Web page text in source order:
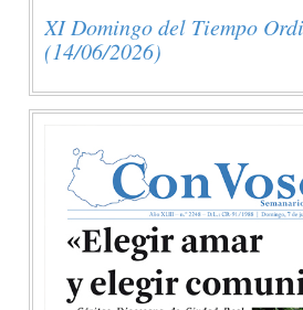
XI Domingo del Tiempo
(14/06/2026)